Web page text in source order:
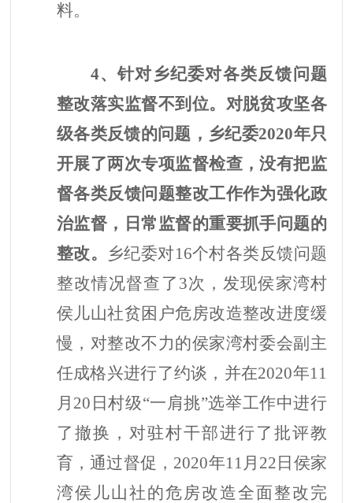
料。
4、针对乡纪委对各类反馈问题
整改落实监督不到位。 对脱贫攻坚各
级各类反馈的问题，乡纪委2020年只
开展了两次专项监督检查，没有把监
督各类反馈问题整改工作作为强化政
治监督，日常监督的重要抓手问题的
整改。
乡纪委对16个村各类反馈问题
整改情况督查了3次，发现侯家湾村
侯儿山社贫困户危房改造整改进度缓
慢，对整改不力的侯家湾村委会副主
任成格兴进行了约谈，并在2020年11
月20日村级“一肩挑”选举工作中进行
了撤换，对驻村干部进行了批评教
育，通过督促，2020年11月22日侯家
湾侯儿山社的危房改造全面整改完